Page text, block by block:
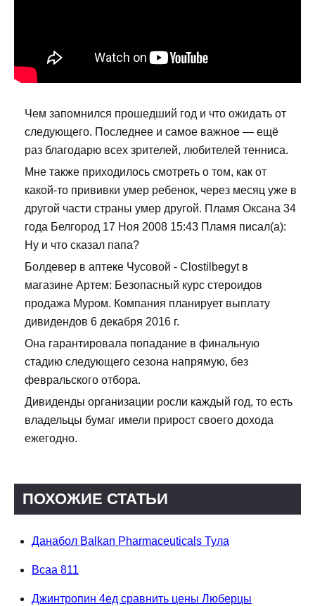
Чем запомнился прошедший год и что ожидать от
следующего. Последнее и самое важное — ещё
раз благодарю всех зрителей, любителей тенниса.
Мне также приходилось смотреть о том, как от
какой-то прививки умер ребенок, через месяц уже в
другой части страны умер другой. Пламя Оксана 34
года Белгород 17 Ноя 2008 15:43 Пламя писал(а):
Ну и что сказал папа?
Болдевер в аптеке Чусовой - Clostilbegyt в
магазине Артем: Безопасный курс стероидов
продажа Муром. Компания планирует выплату
дивидендов 6 декабря 2016 г.
Она гарантировала попадание в финальную
стадию следующего сезона напрямую, без
февральского отбора.
Дивиденды организации росли каждый год, то есть
владельцы бумаг имели прирост своего дохода
ежегодно.
ПОХОЖИЕ СТАТЬИ
Данабол Balkan Pharmaceuticals Тула
Bcaa 811
Джинтропин 4ед сравнить цены Люберцы